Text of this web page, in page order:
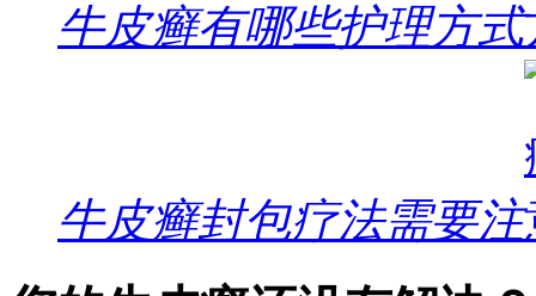
牛皮癣有哪些护理方式
牛皮癣封包疗法需要注